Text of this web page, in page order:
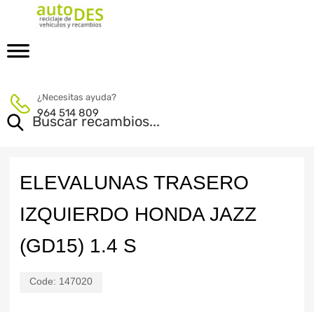
¿Necesitas ayuda?
964 514 809
ELEVALUNAS TRASERO
IZQUIERDO HONDA JAZZ
(GD15) 1.4 S
Code: 147020